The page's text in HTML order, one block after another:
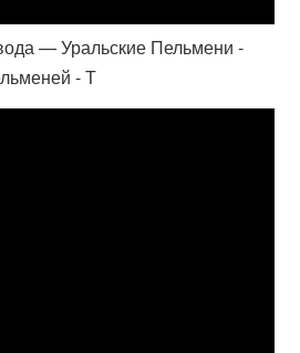
— Уральские Пельмени -
- Т